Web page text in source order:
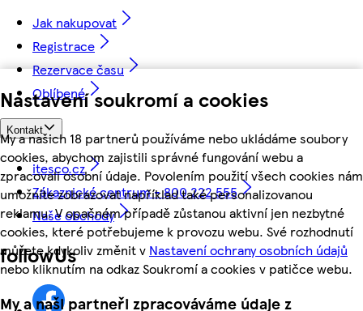
Nastavení soukromí a cookies
My a našich 18 partnerů používáme nebo ukládáme soubory
cookies, abychom zajistili správné fungování webu a
zpracovali osobní údaje. Povolením použití všech cookies nám
umožníte zobrazovat například také personalizovanou
reklamu. V opačném případě zůstanou aktivní jen nezbytné
cookies, které potřebujeme k provozu webu. Své rozhodnutí
můžete kdykoliv změnit v Nastavení ochrany osobních údajů
nebo kliknutím na odkaz Soukromí a cookies v patičce webu.
My a naši partneři zpracováváme údaje z
Jak nakupovat
Registrace
Rezervace času
Oblíbené
Kontakt
itesco.cz
Zákaznické centrum - 800 222 555
Naše obchody
followUs